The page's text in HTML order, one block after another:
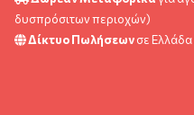
δυσπρόσιτων περιοχών)
Δίκτυο Πωλήσεωνσε